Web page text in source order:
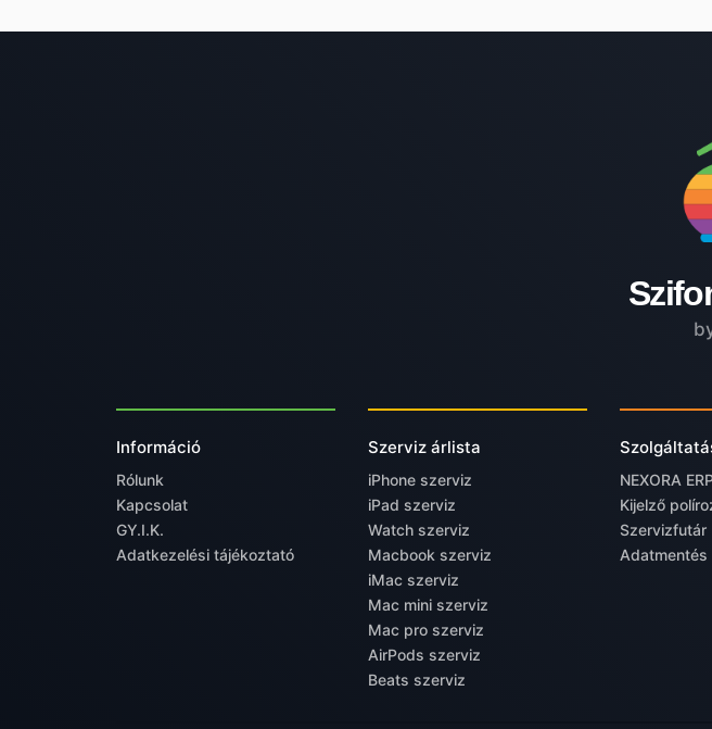
Információ
Rólunk
Kapcsolat
GY.I.K.
Adatkezelési tájékoztató
Szerviz árlista
iPhone szerviz
iPad szerviz
Watch szerviz
Macbook szerviz
iMac szerviz
Mac mini szerviz
Mac pro szerviz
AirPods szerviz
Beats szerviz
NEXORA
Kijelző
Szervizfutár
Adatmentés